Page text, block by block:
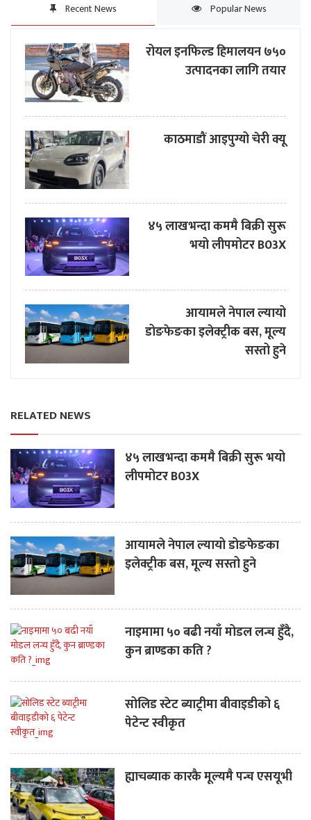
Recent News Popular News
रोयल इनफिल्ड हिमालयन ७५०
उत्पादनका लागि तयार
काठमाडौं आइपुग्यो चेरी क्यू
४५ लाखभन्दा कममै बिक्री सुरू
भयो लीपमोटर B03X
आयामले नेपाल ल्यायो
डोङफेङका इलेक्ट्रीक बस, मूल्य
सस्तो हुने
RELATED NEWS
४५ लाखभन्दा कममै बिक्री सुरू भयो
लीपमोटर B03X
आयामले नेपाल ल्यायो डोङफेङका
इलेक्ट्रीक बस, मूल्य सस्तो हुने
नाइमामा ५० बढी नयाँ मोडल लन्च हुँदै,
कुन ब्राण्डका कति ?
सोलिड स्टेट ब्याट्रीमा बीवाइडीको ६
पेटेन्ट स्वीकृत
ह्याचब्याक कारकै मूल्यमै पन्च एसयूभी